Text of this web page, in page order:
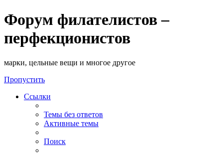
Форум филателистов –
перфекционистов
марки, цельные вещи и многое другое
Пропустить
Ссылки
Темы без ответов
Активные темы
Поиск